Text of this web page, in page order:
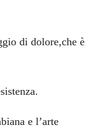
di dolore,che è
e l’arte